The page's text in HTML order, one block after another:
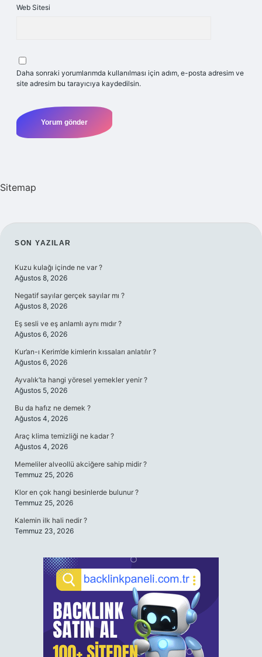
Web Sitesi
Daha sonraki yorumlarımda kullanılması için adım, e-posta adresim ve
site adresim bu tarayıcıya kaydedilsin.
Sitemap
SIDEBAR
SON YAZILAR
Kuzu kulağı içinde ne var ?
Ağustos 8, 2026
Negatif sayılar gerçek sayılar mı ?
Ağustos 8, 2026
Eş sesli ve eş anlamlı aynı mıdır ?
Ağustos 6, 2026
Kur’an-ı Kerim’de kimlerin kıssaları anlatılır ?
Ağustos 6, 2026
Ayvalık’ta hangi yöresel yemekler yenir ?
Ağustos 5, 2026
Bu da hafız ne demek ?
Ağustos 4, 2026
Araç klima temizliği ne kadar ?
Ağustos 4, 2026
Memeliler alveollü akciğere sahip midir ?
Temmuz 25, 2026
Klor en çok hangi besinlerde bulunur ?
Temmuz 25, 2026
Kalemin ilk hali nedir ?
Temmuz 23, 2026